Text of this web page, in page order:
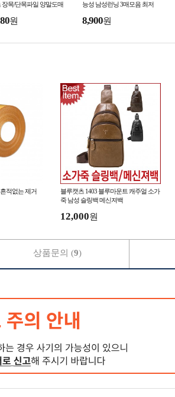
장목/단목파일 양말도매
원
능성 남성런닝 3매모음 최저
8,900원
적없는 제거
블루캣츠 1403 블루마운트 캐주얼 소가
죽 남성 슬링백 메신져백
12,000원
상품문의 (9)